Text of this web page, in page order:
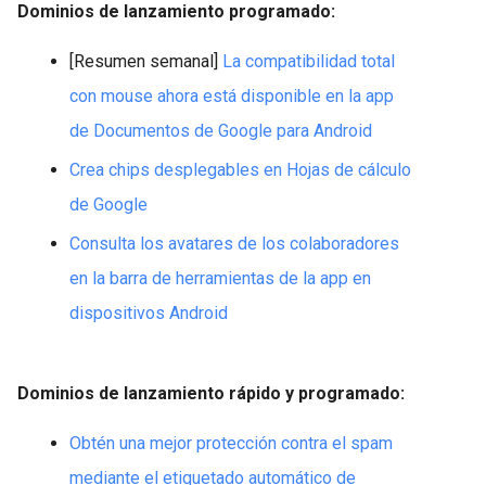
Dominios de lanzamiento programado:
[Resumen semanal] La compatibilidad total
con mouse ahora está disponible en la app
de Documentos de Google para Android
Crea chips desplegables en Hojas de cálculo
de Google
Consulta los avatares de los colaboradores
en la barra de herramientas de la app en
dispositivos Android
Dominios de lanzamiento rápido y programado:
Obtén una mejor protección contra el spam
mediante el etiquetado automático de